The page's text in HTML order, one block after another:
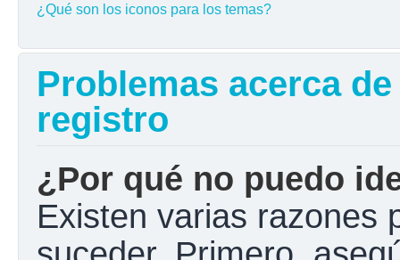
¿Qué son los iconos para los temas?
Problemas acerca
registro
¿Por qué no puedo
Existen varias razones